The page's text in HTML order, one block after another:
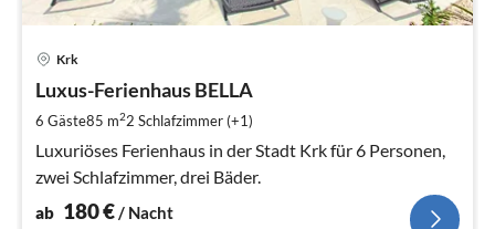
Krk
Luxus-Ferienhaus BELLA
6 Gäste85 m22 Schlafzimmer (+1)
Luxuriöses Ferienhaus in der Stadt Krk für 6 Personen,
zwei Schlafzimmer, drei Bäder.
ab 180€ / Nacht